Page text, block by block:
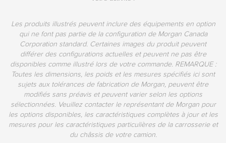
Les produits illustrés peuvent inclure des équipements en option
qui ne font pas partie de la configuration de Morgan Canada
Corporation standard. Certaines images du produit peuvent
différer des configurations actuelles et peuvent ne pas être
disponibles comme illustré lors de votre commande. REMARQUE :
Toutes les dimensions, les poids et les mesures spécifiés ici sont
sujets aux tolérances de fabrication de Morgan, peuvent être
modifiés sans préavis et peuvent varier selon les options
sélectionnées. Veuillez contacter le représentant de Morgan pour
les options disponibles, les caractéristiques complètes à jour et les
mesures pour les caractéristiques particulières de la carrosserie et
du châssis de votre camion.